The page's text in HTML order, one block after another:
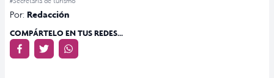
Por: Redacción
COMPÁRTELO EN TUS REDES...